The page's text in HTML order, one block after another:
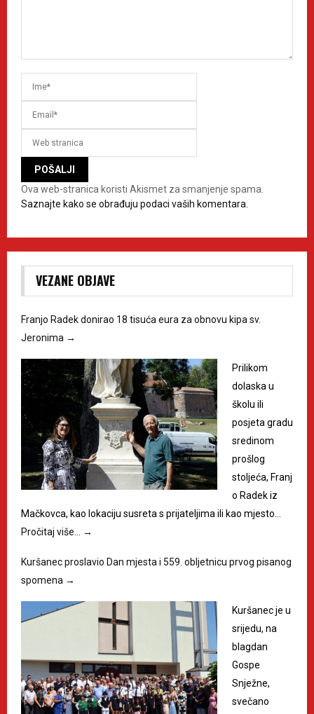
Ova web-stranica koristi Akismet za smanjenje spama.
Saznajte kako se obrađuju podaci vaših komentara.
VEZANE OBJAVE
Franjo Radek donirao 18 tisuća eura za obnovu kipa sv.
Jeronima →
Prilikom
dolaska u
školu ili
posjeta gradu
sredinom
prošlog
stoljeća, Franj
o Radek iz
Mačkovca, kao lokaciju susreta s prijateljima ili kao mjesto…
Pročitaj više…
→
Kuršanec proslavio Dan mjesta i 559. obljetnicu prvog pisanog
spomena →
Kuršanec je u
srijedu, na
blagdan
Gospe
Snježne,
svečano